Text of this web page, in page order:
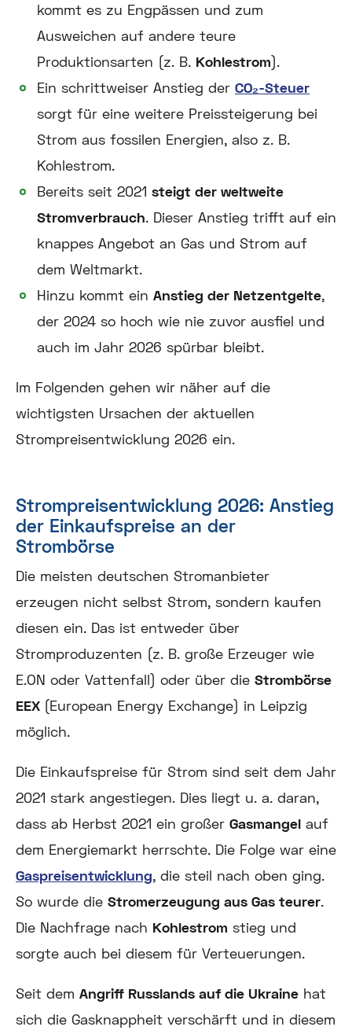
kommt es zu Engpässen und zum
Ausweichen auf andere teure
Produktionsarten (z. B. Kohlestrom).
Ein schrittweiser Anstieg der CO₂-Steuer
sorgt für eine weitere Preissteigerung bei
Strom aus fossilen Energien, also z. B.
Kohlestrom.
Bereits seit 2021 steigt der weltweite
Stromverbrauch. Dieser Anstieg trifft auf ein
knappes Angebot an Gas und Strom auf
dem Weltmarkt.
Hinzu kommt ein Anstieg der Netzentgelte,
der 2024 so hoch wie nie zuvor ausfiel und
auch im Jahr 2026 spürbar bleibt.
Im Folgenden gehen wir näher auf die
wichtigsten Ursachen der aktuellen
Strompreisentwicklung 2026 ein.
Strompreisentwicklung 2026: Anstieg
der Einkaufspreise an der
Strombörse
Die meisten deutschen Stromanbieter
erzeugen nicht selbst Strom, sondern kaufen
diesen ein. Das ist entweder über
Stromproduzenten (z. B. große Erzeuger wie
E.ON oder Vattenfall) oder über die Strombörse
EEX (European Energy Exchange) in Leipzig
möglich.
Die Einkaufspreise für Strom sind seit dem Jahr
2021 stark angestiegen. Dies liegt u. a. daran,
dass ab Herbst 2021 ein großer Gasmangel auf
dem Energiemarkt herrschte. Die Folge war eine
Gaspreisentwicklung, die steil nach oben ging.
So wurde die Stromerzeugung aus Gas teurer.
Die Nachfrage nach Kohlestrom stieg und
sorgte auch bei diesem für Verteuerungen.
Seit dem Angriff Russlands auf die Ukraine hat
sich die Gasknappheit verschärft und in diesem